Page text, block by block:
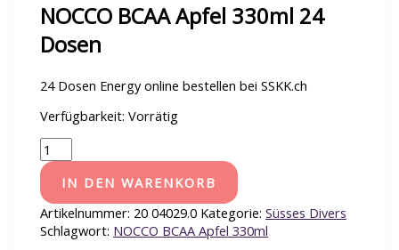
NOCCO BCAA Apfel 330ml 24
Dosen
24 Dosen Energy online bestellen bei SSKK.ch
Verfügbarkeit: Vorrätig
IN DEN WARENKORB
Artikelnummer: 20 04029.0 Kategorie:Süsses Divers
Schlagwort: NOCCO BCAA Apfel 330ml